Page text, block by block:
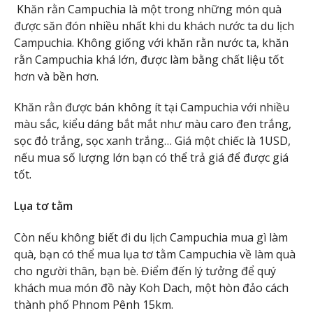
Khăn rằn Campuchia là một trong những món quà
được săn đón nhiều nhất khi du khách nước ta du lịch
Campuchia. Không giống với khăn rằn nước ta, khăn
rằn Campuchia khá lớn, được làm bằng chất liệu tốt
hơn và bền hơn.
Khăn rằn được bán không ít tại Campuchia với nhiều
màu sắc, kiểu dáng bắt mắt như màu caro đen trắng,
sọc đỏ trắng, sọc xanh trắng… Giá một chiếc là 1USD,
nếu mua số lượng lớn bạn có thể trả giá để được giá
tốt.
Lụa tơ tằm
Còn nếu không biết đi du lịch Campuchia mua gì làm
quà, bạn có thể mua lụa tơ tằm Campuchia về làm quà
cho người thân, bạn bè. Điểm đến lý tưởng để quý
khách mua món đồ này Koh Dach, một hòn đảo cách
thành phố Phnom Pênh 15km.